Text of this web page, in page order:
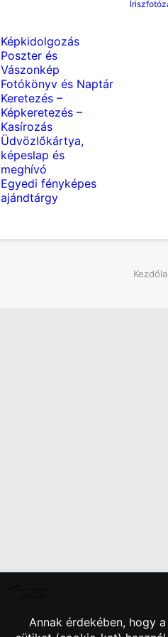
Képkidolgozás
Poszter és
Vászonkép
Fotókönyv és Naptár
Keretezés –
Képkeretezés –
Kasírozás
Üdvözlőkártya,
képeslap és
meghívó
Egyedi fényképes
ajándtárgy